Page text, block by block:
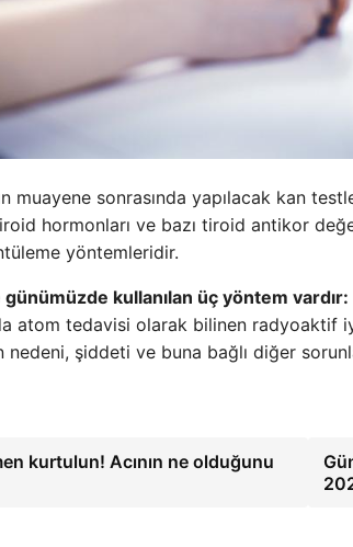
muayene sonrasında yapılacak kan
hormonları ve bazı tiroid antikor
yöntemleridir.
kullanılan üç yöntem vardır:
atom tedavisi olarak bilinen radyoaktif
nedeni, şiddeti ve buna bağlı diğer
kurtulun! Acının ne olduğunu